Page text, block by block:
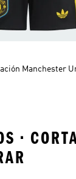
Manchester
•